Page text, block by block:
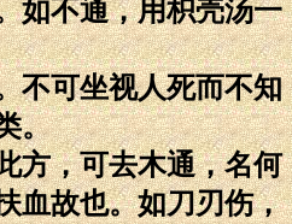
如不通，用枳壳汤一
不可坐视人死而不知
。
方，可去木通，名何
血故也。如刀刃伤，